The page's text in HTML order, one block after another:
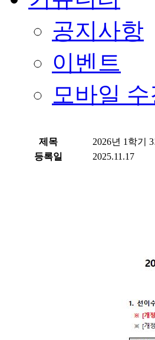
공지사항
이벤트
모바일
제목
2026년 1학기
등록일
2025.11.17